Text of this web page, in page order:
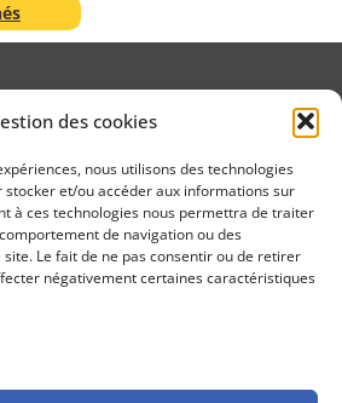
des cookies
nous utilisons des technologies
stocker et/ou accéder aux informations sur
à ces technologies nous permettra de traiter
de navigation ou des
Le fait de ne pas consentir ou de retirer
négativement certaines caractéristiques
1952
Propos Utiles est
une publication
des Editions
Marigny
Légales
Politique cookie